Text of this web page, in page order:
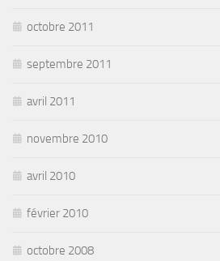
octobre 2011
septembre 2011
avril 2011
novembre 2010
avril 2010
février 2010
octobre 2008